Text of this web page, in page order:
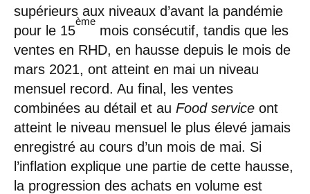
supérieurs aux niveaux d’avant la pandémie
pour le 15
ème
mois consécutif, tandis que les
ventes en RHD, en hausse depuis le mois de
mars 2021, ont atteint en mai un niveau
mensuel record. Au final, les ventes
combinées au détail et au Food service ont
atteint le niveau mensuel le plus élevé jamais
enregistré au cours d’un mois de mai. Si
l’inflation explique une partie de cette hausse,
la progression des achats en volume est